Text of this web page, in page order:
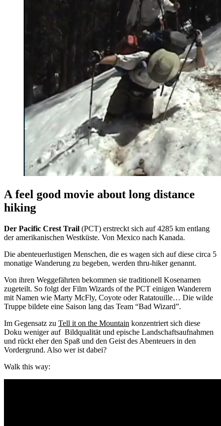
A feel good movie about long distance
hiking
Der Pacific Crest Trail (PCT) erstreckt sich auf 4285 km entlang
der amerikanischen Westküste. Von Mexico nach Kanada.
Die abenteuerlustigen Menschen, die es wagen sich auf diese circa 5
monatige Wanderung zu begeben, werden thru-hiker genannt.
Von ihren Weggefährten bekommen sie traditionell Kosenamen
zugeteilt. So folgt der Film Wizards of the PCT einigen Wanderern
mit Namen wie Marty McFly, Coyote oder Ratatouille… Die wilde
Truppe bildete eine Saison lang das Team “Bad Wizard”.
Im Gegensatz zu Tell it on the Mountain konzentriert sich diese
Doku weniger auf Bildqualität und epische Landschaftsaufnahmen
und rückt eher den Spaß und den Geist des Abenteuers in den
Vordergrund. Also wer ist dabei?
Walk this way: